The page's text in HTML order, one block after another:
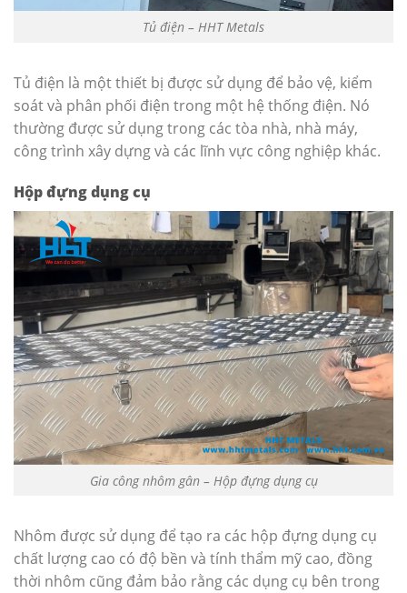
Tủ điện – HHT Metals
Tủ điện là một thiết bị được sử dụng để bảo vệ, kiểm
soát và phân phối điện trong một hệ thống điện. Nó
thường được sử dụng trong các tòa nhà, nhà máy,
công trình xây dựng và các lĩnh vực công nghiệp khác.
Hộp đựng dụng cụ
Gia công nhôm gân – Hộp đựng dụng cụ
Nhôm được sử dụng để tạo ra các hộp đựng dụng cụ
chất lượng cao có độ bền và tính thẩm mỹ cao, đồng
thời nhôm cũng đảm bảo rằng các dụng cụ bên trong